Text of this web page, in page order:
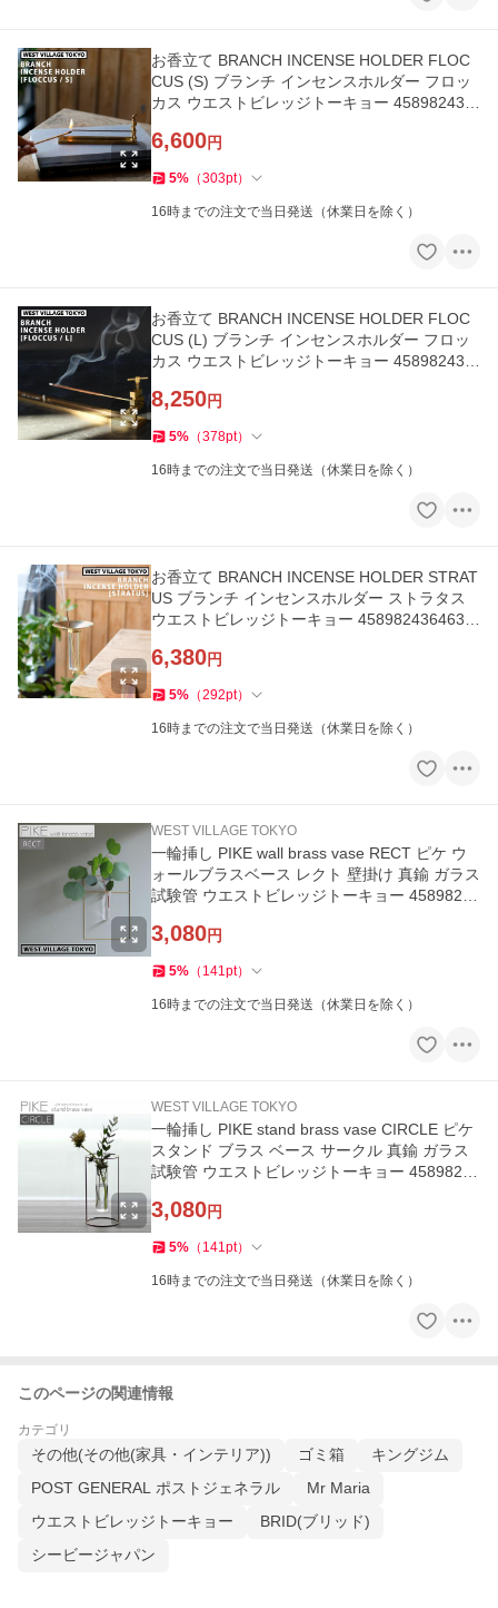
お香立て BRANCH INCENSE HOLDER FLOC
CUS (S) ブランチ インセンスホルダー フロッ
カス ウエストビレッジトーキョー 458982436
6,600円
5% （303pt）
16時までの注文で当日発送（休業日を除く）
お香立て BRANCH INCENSE HOLDER FLOC
CUS (L) ブランチ インセンスホルダー フロッ
カス ウエストビレッジトーキョー 458982436
8,250円
5% （378pt）
16時までの注文で当日発送（休業日を除く）
お香立て BRANCH INCENSE HOLDER STRAT
US ブランチ インセンスホルダー ストラタス
ウエストビレッジトーキョー 4589824364636
6,380円
5% （292pt）
16時までの注文で当日発送（休業日を除く）
WEST VILLAGE TOKYO
一輪挿し PIKE wall brass vase RECT ピケ ウ
ォールブラスベース レクト 壁掛け 真鍮 ガラス
試験管 ウエストビレッジトーキョー 45898243
3,080円
5% （ 141pt）
16時までの注文で当日発送（休業日を除く）
WEST VILLAGE TOKYO
一輪挿し PIKE stand brass vase CIRCLE ピケ
スタンド ブラス ベース サークル 真鍮 ガラス
試験管 ウエストビレッジトーキョー 45898243
3,080円
5% （ 141pt）
16時までの注文で当日発送（休業日を除く）
このページの関連情報
カテゴリ
その他(その他(家具・インテリア)) ゴミ箱
キングジム
POST GENERAL ポストジェネラル
Mr Maria
ウエストビレッジトーキョー
BRID(ブリッド)
シービージャパン